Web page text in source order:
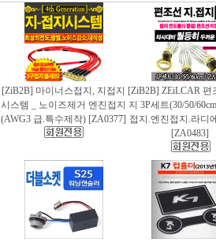
[ZiB2B] 마이너스접지, 지접지
시스템 _ 노이즈제거 엔진접지
(AWG3 급.특수제작) [ZA0377]
[ZiB2B] ZEiLCAR 편
지 3P세트(30/50/
접지.엔진접지.라디
[ZA0483]